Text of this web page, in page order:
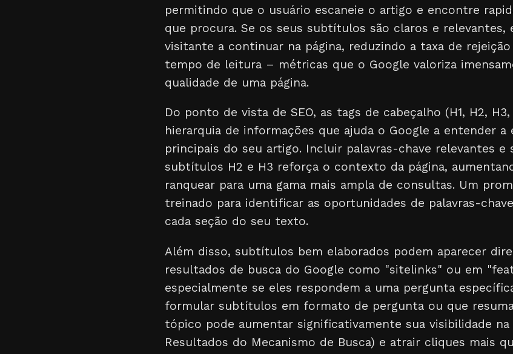
permitindo que o usuário escaneie o artigo e encontre
que procura. Se os seus subtítulos são claros e relevantes,
visitante a continuar na página, reduzindo a taxa de
tempo de leitura – métricas que o Google valoriza
qualidade de uma página.
Do ponto de vista de SEO, as tags de cabeçalho (H1, H2,
hierarquia de informações que ajuda o Google a entender
principais do seu artigo. Incluir palavras-chave relevantes e
subtítulos H2 e H3 reforça o contexto da página,
ranquear para uma gama mais ampla de consultas. Um
treinado para identificar as oportunidades de palavras-
cada seção do seu texto.
Além disso, subtítulos bem elaborados podem aparecer
resultados de busca do Google como "sitelinks" ou em
especialmente se eles respondem a uma pergunta
formular subtítulos em formato de pergunta ou que
tópico pode aumentar significativamente sua visibilidade na
Resultados do Mecanismo de Busca) e atrair cliques mais